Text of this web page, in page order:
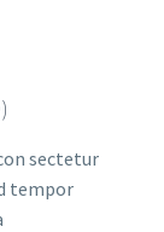
sectetur
tempor